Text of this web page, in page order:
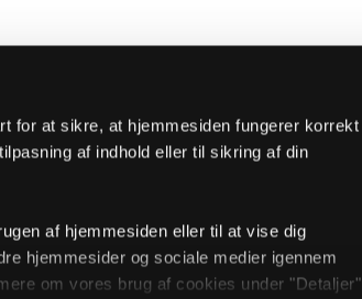
for at sikre, at hjemmesiden fungerer korrekt
af indhold eller til sikring af din
af hjemmesiden eller til at vise dig
hjemmesider og sociale medier igennem
om vores brug af cookies under "Detaljer"